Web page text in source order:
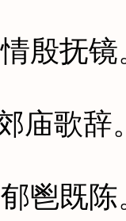
抚镜
歌辞
既陈